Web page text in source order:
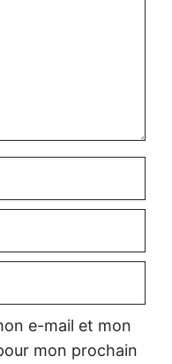
e-mail et mon
mon prochain